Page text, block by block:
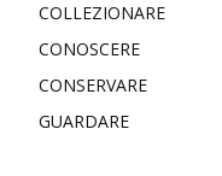
COLLEZIONARE
CONOSCERE
CONSERVARE
GUARDARE